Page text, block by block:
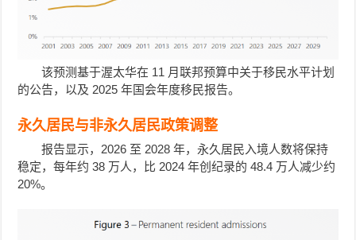
该预测基于渥太华在 11 月联邦预算中关于移民水平计划
的公告，以及 2025 年国会年度移民报告。
永久居民与非永久居民政策调整
报告显示，2026 至 2028 年，永久居民入境人数将保持
稳定，每年约 38 万人，比 2024 年创纪录的 48.4 万人减少约
20%。